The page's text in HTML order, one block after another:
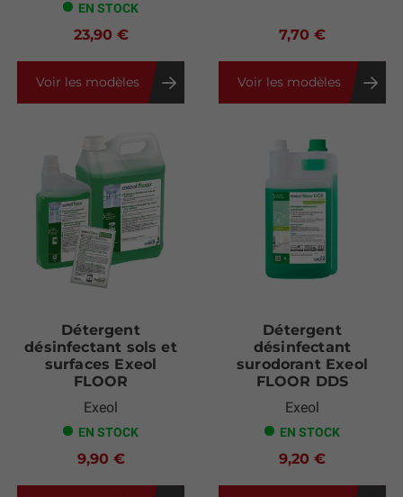
EN STOCK
23,90 €
Voir les modèles
7,70 €
Voir les modèles
Détergent
désinfectant sols et
surfaces Exeol
FLOOR
Exeol
EN STOCK
9,90 €
Détergent
désinfectant
surodorant Exeol
FLOOR DDS
Exeol
EN STOCK
9,20 €